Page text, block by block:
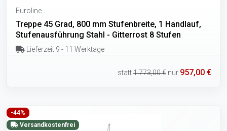
Euroline
Treppe 45 Grad, 800 mm Stufenbreite, 1 Handlauf,
Stufenausführung Stahl - Gitterrost 8 Stufen
Lieferzeit 9 - 11 Werktage
statt1.773,00 € nur 957,00 €
-44%
Versandkostenfrei